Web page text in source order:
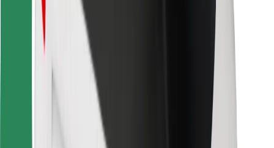
Para propietarios de flota
Para restaurantes
Bolt para empresas
Proveedores
Términos y Condiciones